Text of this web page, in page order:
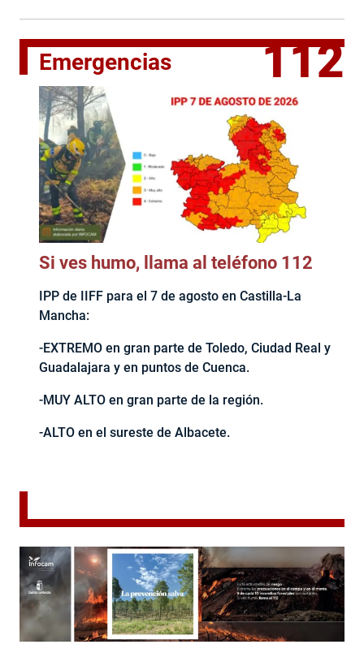
Emergencias 112
Si ves humo, llama al teléfono 112
IPP de IIFF para el 7 de agosto en Castilla-La
Mancha:
-EXTREMO en gran parte de Toledo, Ciudad Real y
Guadalajara y en puntos de Cuenca.
-MUY ALTO en gran parte de la región.
-ALTO en el sureste de Albacete.